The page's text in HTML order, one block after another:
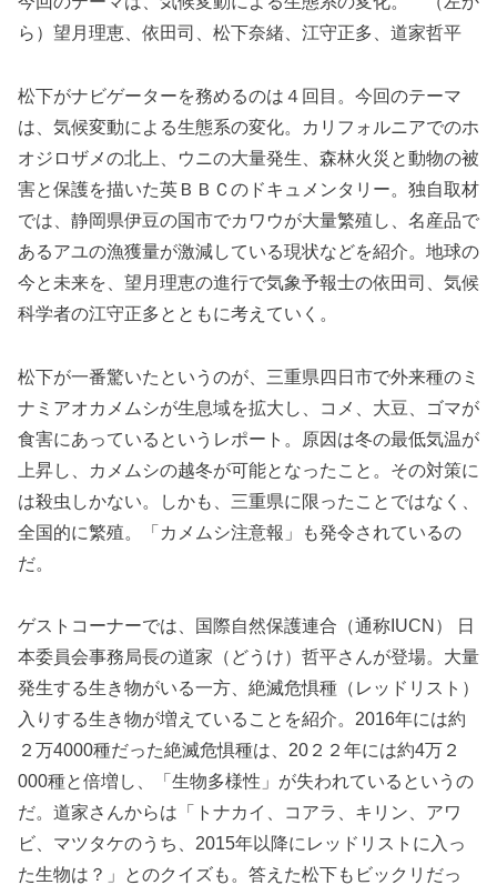
ら）望月理恵、依田司、松下奈緒、江守正多、道家哲平
松下がナビゲーターを務めるのは４回目。今回のテーマ
は、気候変動による生態系の変化。カリフォルニアでのホ
オジロザメの北上、ウニの大量発生、森林火災と動物の被
害と保護を描いた英ＢＢＣのドキュメンタリー。独自取材
では、静岡県伊豆の国市でカワウが大量繁殖し、名産品で
あるアユの漁獲量が激減している現状などを紹介。地球の
今と未来を、望月理恵の進行で気象予報士の依田司、気候
科学者の江守正多とともに考えていく。
松下が一番驚いたというのが、三重県四日市で外来種のミ
ナミアオカメムシが生息域を拡大し、コメ、大豆、ゴマが
食害にあっているというレポート。原因は冬の最低気温が
上昇し、カメムシの越冬が可能となったこと。その対策に
は殺虫しかない。しかも、三重県に限ったことではなく、
全国的に繁殖。「カメムシ注意報」も発令されているの
だ。
ゲストコーナーでは、国際自然保護連合（通称IUCN） 日
本委員会事務局長の道家（どうけ）哲平さんが登場。大量
発生する生き物がいる一方、絶滅危惧種（レッドリスト）
入りする生き物が増えていることを紹介。2016年には約
２万4000種だった絶滅危惧種は、20２２年には約4万２
000種と倍増し、「生物多様性」が失われているというの
だ。道家さんからは「トナカイ、コアラ、キリン、アワ
ビ、マツタケのうち、2015年以降にレッドリストに入っ
た生物は？」とのクイズも。答えた松下もビックリだっ